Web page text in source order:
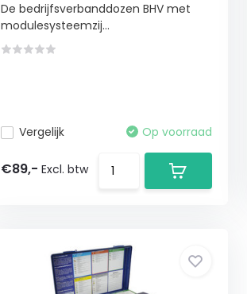
De bedrijfsverbanddozen BHV met
modulesysteemzij...
Vergelijk Op voorraad
€89,- Excl. btw